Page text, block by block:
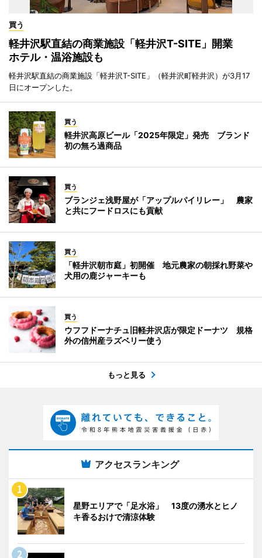
買う
軽井沢駅直結の商業施設「軽井沢T-SITE」開業
ホテル・温浴施設も
軽井沢駅直結の商業施設「軽井沢T-SITE」（軽井沢町軽井沢）が3月17
日にオープンした。
買う
軽井沢高原ビール「2025年限定」発売 ブランド
初の無ろ過商品
買う
ブランジェ浅野屋が「アップルパイリレー」 農家
と共にフードロスにも貢献
買う
「軽井沢朝市庭」初開催 地元農家の朝採れ野菜や
犬用の鹿ジャーキーも
買う
ウフフドーナチュ旧軽井沢店が限定ドーナツ 規格
外の信州産ラズベリー使う
もっと見る
アクセスランキング
星野エリアで「足水浴」 13度の湧水とヒノ
キ香るおけで清涼体験